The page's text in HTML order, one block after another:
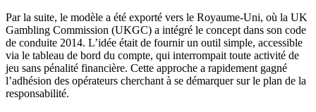
Par la suite, le modèle a été exporté vers le Royaume-Uni, où la UK
Gambling Commission (UKGC) a intégré le concept dans son code
de conduite 2014. L’idée était de fournir un outil simple, accessible
via le tableau de bord du compte, qui interrompait toute activité de
jeu sans pénalité financière. Cette approche a rapidement gagné
l’adhésion des opérateurs cherchant à se démarquer sur le plan de la
responsabilité.